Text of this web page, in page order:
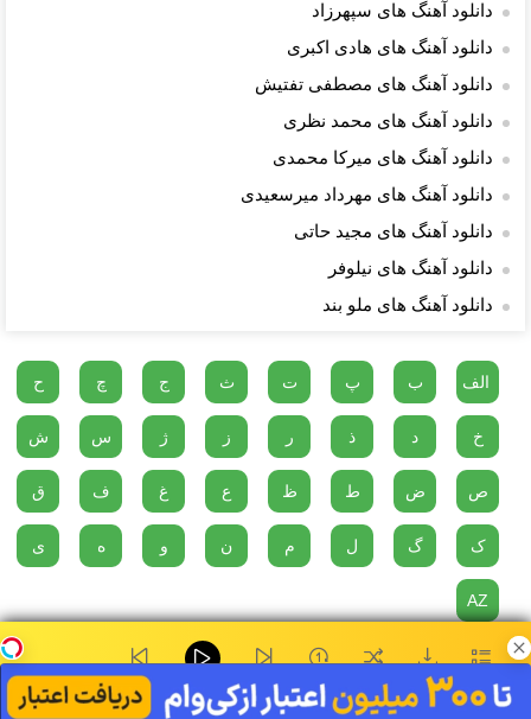
دانلود آهنگ های سپهرزاد
دانلود آهنگ های هادی اکبری
دانلود آهنگ های مصطفی تفتیش
دانلود آهنگ های محمد نظری
دانلود آهنگ های میرکا محمدی
دانلود آهنگ های مهرداد میرسعیدی
دانلود آهنگ های مجید حاتی
دانلود آهنگ های نیلوفر
دانلود آهنگ های ملو بند
الف ب پ ت ث ج چ ح
خ د ذ ر ز ژ س ش
ص ض ط ظ ع غ ف ق
ک گ ل م ن و ه ی
AZ
دو پناهگاه در مقابل مصیبت های زندگی وجود دارد، موسیقی و گربه ها...
پروانه صفت - فرشاد آزادی ۰:۰۰